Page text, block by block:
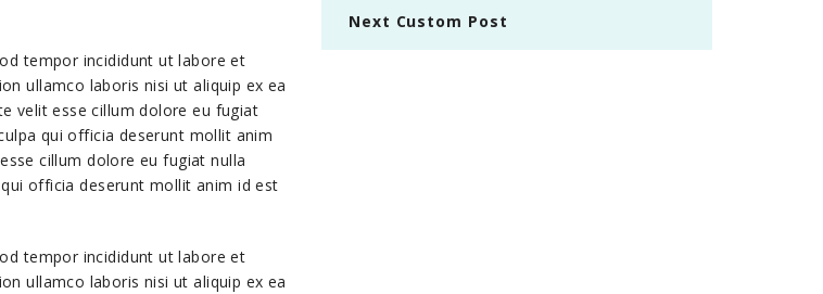
tempor incididunt ut labore et
ullamco laboris nisi ut aliquip ex ea
velit esse cillum dolore eu fugiat
qui officia deserunt mollit anim
cillum dolore eu fugiat nulla
officia deserunt mollit anim id est
tempor incididunt ut labore et
ullamco laboris nisi ut aliquip ex ea
Next Custom Post